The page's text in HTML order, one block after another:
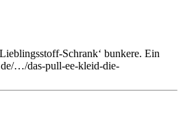
Schrank‘ bunkere. Ein
…/das-pull-ee-kleid-die-